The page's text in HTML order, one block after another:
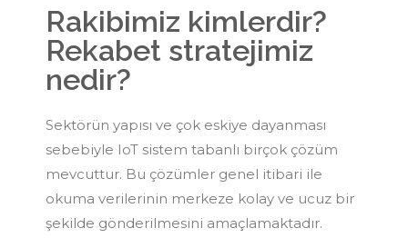
Rakibimiz kimlerdir?
Rekabet stratejimiz
nedir?
Sektörün yapısı ve çok eskiye dayanması
sebebiyle IoT sistem tabanlı birçok çözüm
mevcuttur. Bu çözümler genel itibari ile
okuma verilerinin merkeze kolay ve ucuz bir
şekilde gönderilmesini amaçlamaktadır.